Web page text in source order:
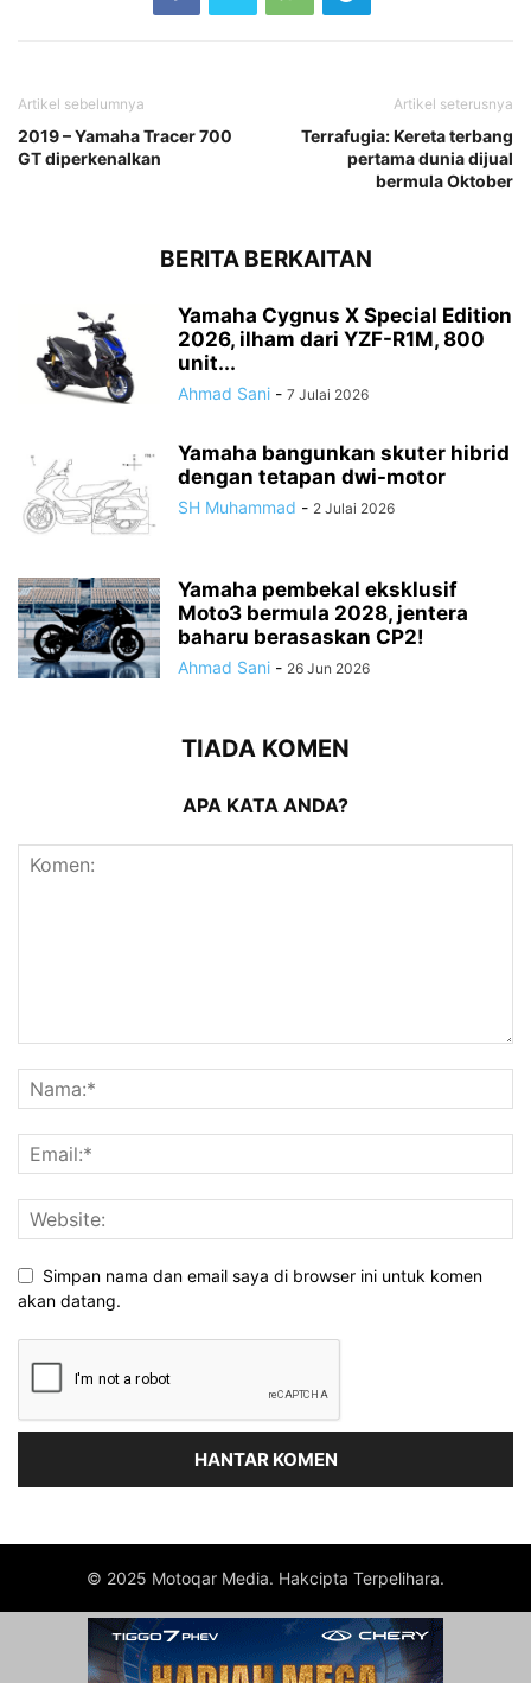
Artikel sebelumnya
2019 – Yamaha Tracer 700
GT diperkenalkan
Artikel seterusnya
Terrafugia: Kereta terbang
pertama dunia dijual
bermula Oktober
BERITA BERKAITAN
Yamaha Cygnus X Special Edition
2026, ilham dari YZF-R1M, 800
unit...
Ahmad Sani - 7 Julai 2026
Yamaha bangunkan skuter hibrid
dengan tetapan dwi-motor
SH Muhammad - 2 Julai 2026
Yamaha pembekal eksklusif
Moto3 bermula 2028, jentera
baharu berasaskan CP2!
Ahmad Sani - 26 Jun 2026
TIADA KOMEN
APA KATA ANDA?
Simpan nama dan email saya di browser ini untuk komen
akan datang.
© 2025 Motoqar Media. Hakcipta Terpelihara.